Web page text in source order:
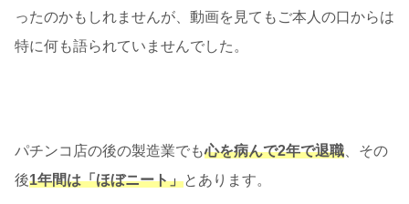
ったのかもしれませんが、動画を見てもご本人の口からは
特に何も語られていませんでした。
パチンコ店の後の製造業でも心を病んで2年で退職 、その
後1年間は「ほぼニート」とあります。